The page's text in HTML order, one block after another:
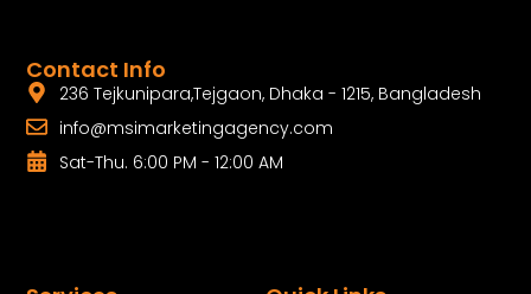
Contact Info
236 Tejkunipara,Tejgaon, Dhaka - 1215, Bangladesh
info@msimarketingagency.com
Sat-Thu. 6:00 PM - 12:00 AM